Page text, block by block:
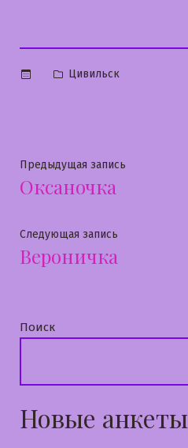
Опубликовано
Цивильск
Навигация
по
записям
Предыдущая запись
Оксаночка
Следующая запись
Вероничка
Поиск
Новые анкеты